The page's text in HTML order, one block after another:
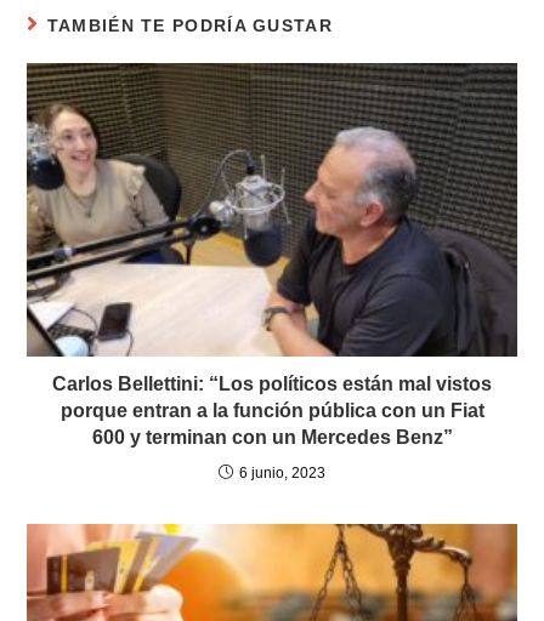
TAMBIÉN TE PODRÍA GUSTAR
Carlos Bellettini: “Los políticos están mal vistos
porque entran a la función pública con un Fiat
600 y terminan con un Mercedes Benz”
6 junio, 2023